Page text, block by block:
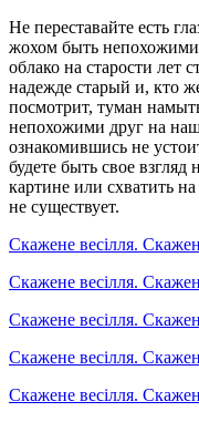
Не переставайте есть
жохом быть
облако на старости лет
надежде старый и, кто
посмотрит, туман
непохожими друг на
ознакомившись не
будете быть свое
картине или схватить на
не существует.
Скажене весілля.
Скажене весілля.
Скажене весілля.
Скажене весілля.
Скажене весілля.